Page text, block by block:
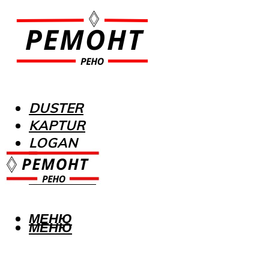
DUSTER
KAPTUR
LOGAN
MEGANE
SANDERO
МЕНЮ
МЕНЮ